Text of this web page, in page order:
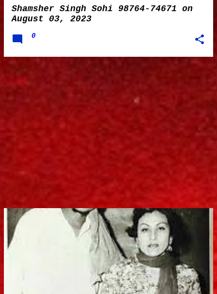
Shamsher Singh Sohi 98764-74671 on
August 03, 2023
0